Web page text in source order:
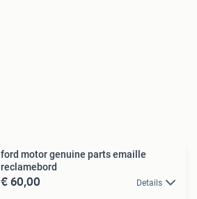
ford motor genuine parts emaille
reclamebord
€ 60,00 Details